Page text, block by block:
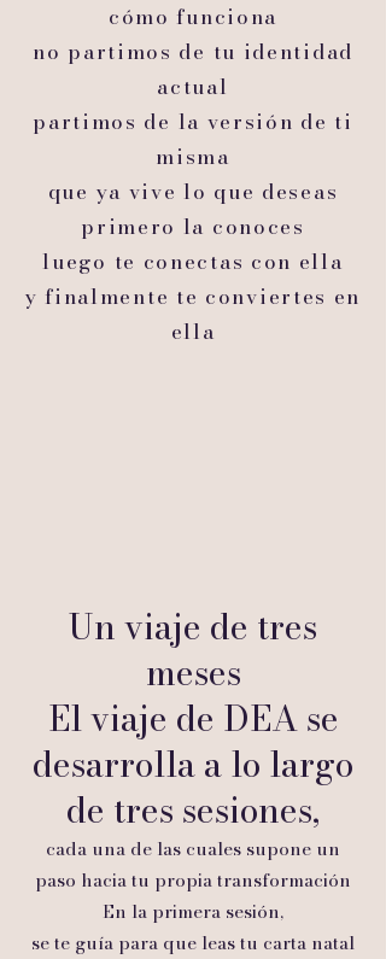
cómo funciona
no partimos de tu identidad
actual
partimos de la versión de ti
misma
que ya vive lo que deseas
primero la conoces
luego te conectas con ella
y finalmente te conviertes en
ella
Un viaje de tres
meses
El viaje de DEA se
desarrolla a lo largo
de tres sesiones,
cada una de las cuales supone un
paso hacia tu propia transformación
En la primera sesión,
se te guía para que leas tu carta natal